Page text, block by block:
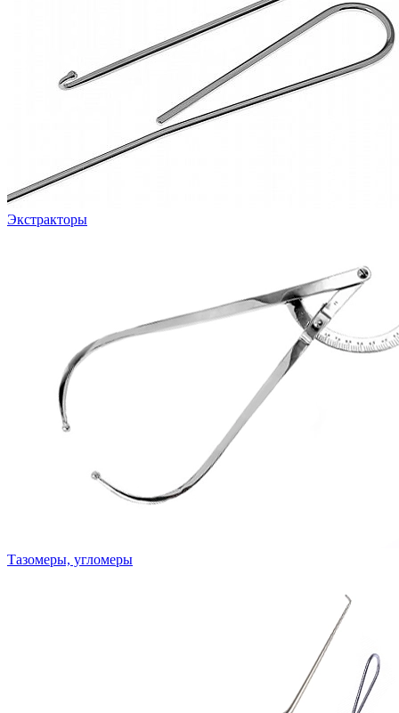
Экстракторы
Тазомеры, угломеры